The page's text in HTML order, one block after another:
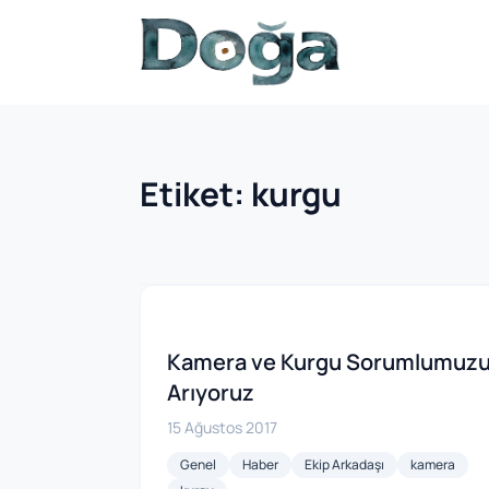
Etiket: kurgu
Kamera ve Kurgu Sorumlumuzu
Arıyoruz
15 Ağustos 2017
Genel Haber Ekip Arkadaşı
kamera